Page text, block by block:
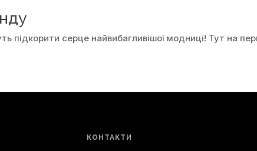
підкорити серце найвибагливішої модниці! Тут на
КОНТАКТИ